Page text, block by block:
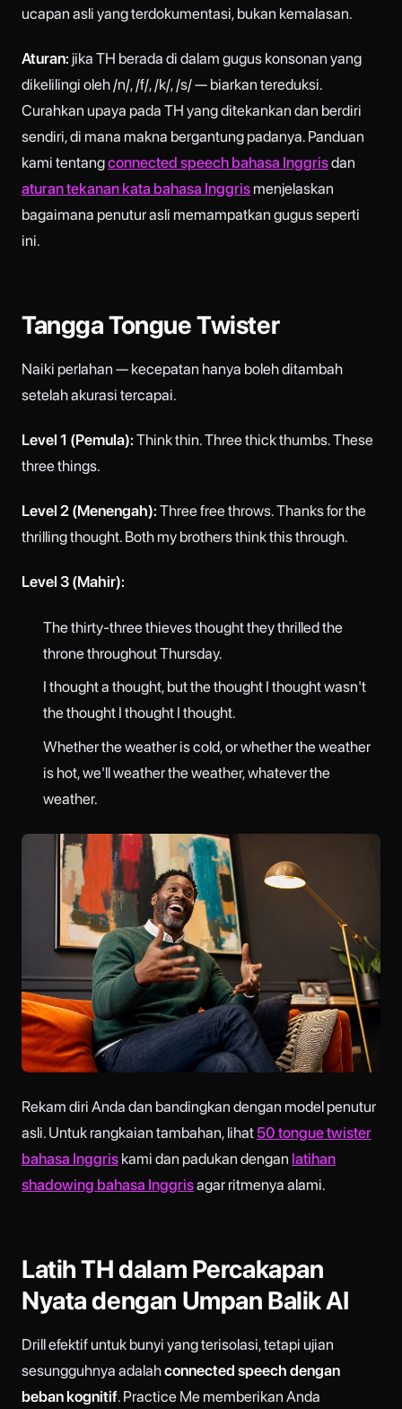
ucapan asli yang terdokumentasi, bukan kemalasan.
Aturan: jika TH berada di dalam gugus konsonan yang
dikelilingi oleh /n/, /f/, /k/, /s/ — biarkan tereduksi.
Curahkan upaya pada TH yang ditekankan dan berdiri
sendiri, di mana makna bergantung padanya. Panduan
kami tentangconnected speech bahasa Inggrisdan
aturan tekanan kata bahasa Inggris menjelaskan
bagaimana penutur asli memampatkan gugus seperti
ini.
Tangga Tongue Twister
Naiki perlahan — kecepatan hanya boleh ditambah
setelah akurasi tercapai.
Level 1 (Pemula): Think thin. Three thick thumbs. These
three things.
Level 2 (Menengah): Three free throws. Thanks for the
thrilling thought. Both my brothers think this through.
Level 3 (Mahir):
The thirty-three thieves thought they thrilled the
throne throughout Thursday.
I thought a thought, but the thought I thought wasn't
the thought I thought I thought.
Whether the weather is cold, or whether the weather
is hot, we'll weather the weather, whatever the
weather.
Rekam diri Anda dan bandingkan dengan model penutur
asli. Untuk rangkaian tambahan, lihat 50 tongue twister
bahasa Inggris kami dan padukan dengan latihan
shadowing bahasa Inggrisagar ritmenya alami.
Latih TH dalam Percakapan
Nyata dengan Umpan Balik AI
Drill efektif untuk bunyi yang terisolasi, tetapi ujian
sesungguhnya adalahconnected speech dengan
beban kognitif. Practice Me memberikan Anda